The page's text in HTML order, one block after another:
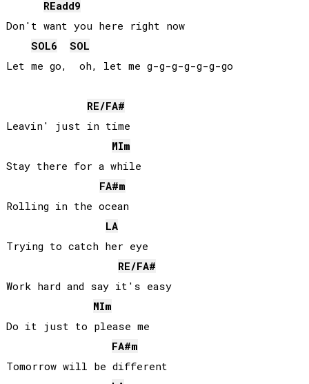
REadd9
Don't want you here right now
SOL6
SOL
Let me go,  oh, let me g-g-g-g-g-g-go
RE/FA#
Leavin' just in time
MIm
Stay there for a while
FA#m
Rolling in the ocean
LA
Trying to catch her eye
RE/FA#
Work hard and say it's easy
MIm
Do it just to please me
FA#m
Tomorrow will be different